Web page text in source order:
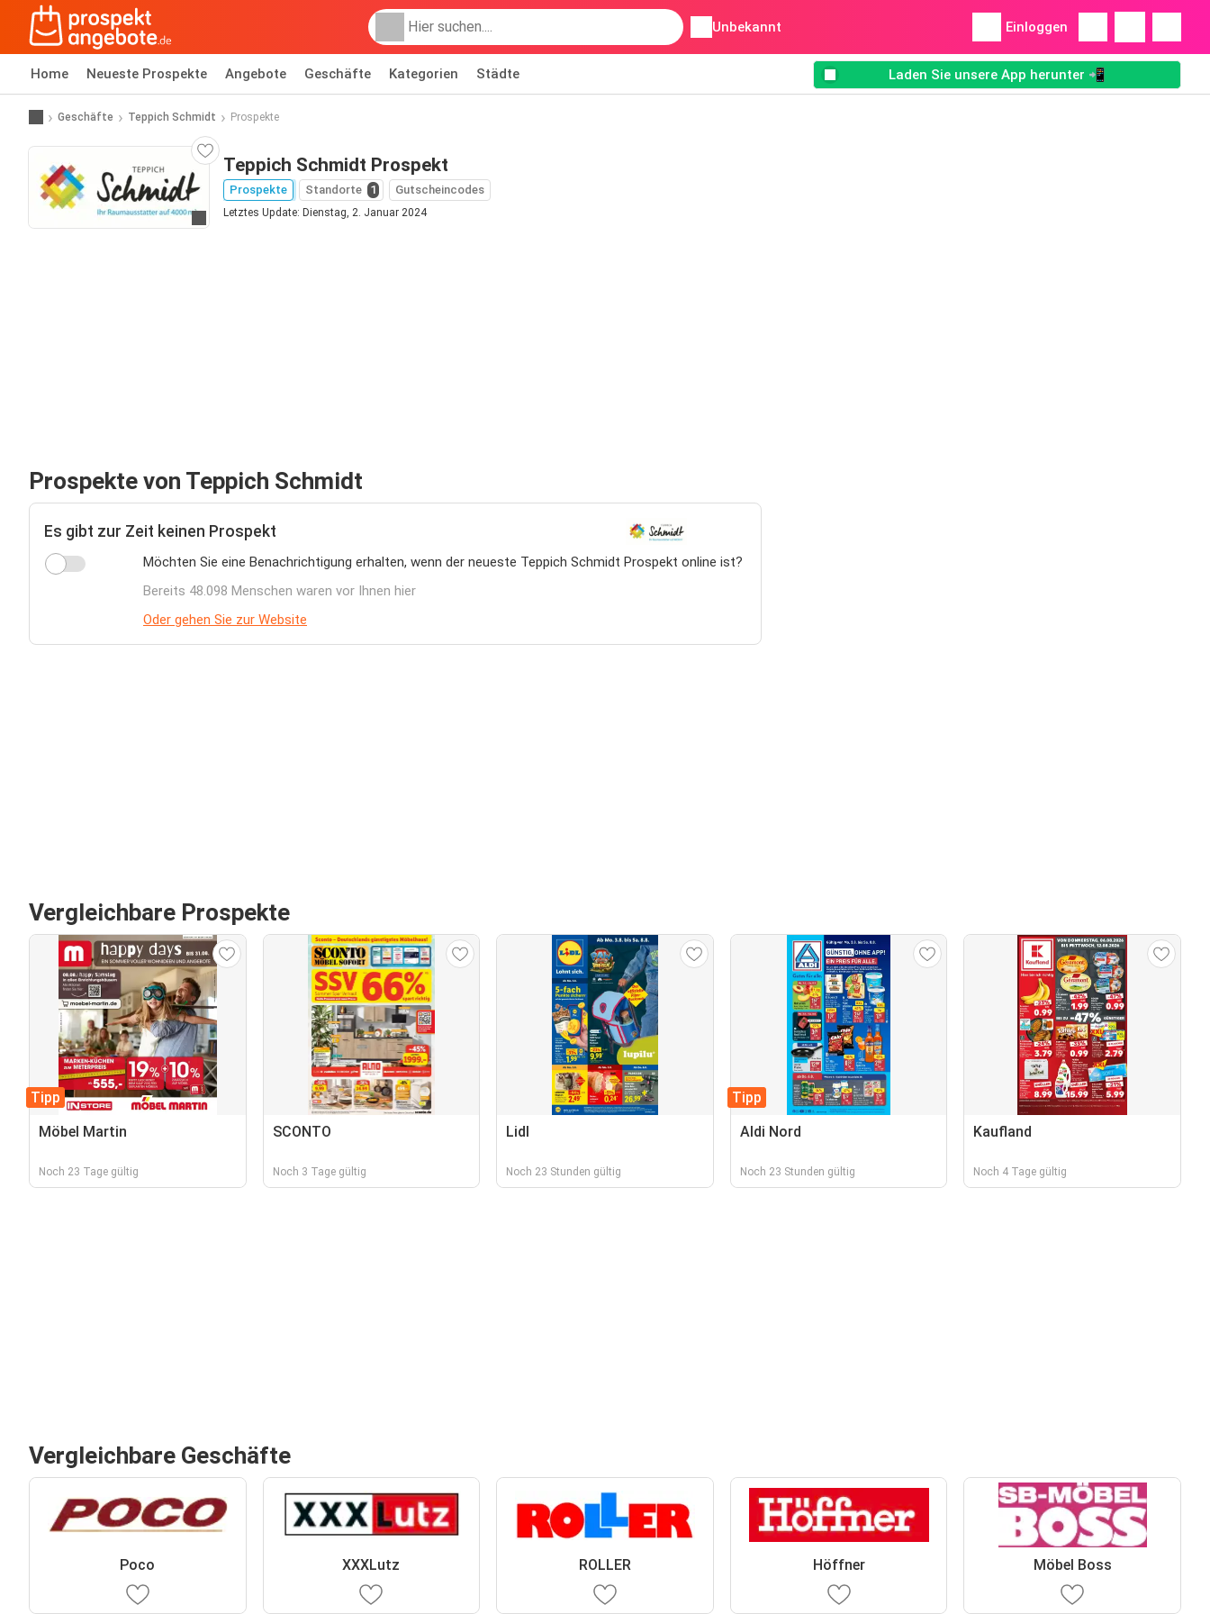
Unbekannt Einloggen
Home Neueste Prospekte Angebote Geschäfte Kategorien Städte Laden Sie unsere App herunter 📲
Geschäfte Teppich Schmidt Prospekte
Zur Website
Teppich Schmidt Prospekt
Prospekte Standorte 1 Gutscheincodes
Letztes Update: Dienstag, 2. Januar 2024
Prospekte von Teppich Schmidt
Es gibt zur Zeit keinen Prospekt
Möchten Sie eine Benachrichtigung erhalten, wenn der neueste Teppich Schmidt Prospekt online ist?
Bereits 48.098 Menschen waren vor Ihnen hier
Oder gehen Sie zur Website
Vergleichbare Prospekte
Tipp
Möbel Martin
Noch 23 Tage gültig
SCONTO
Noch 3 Tage gültig
Lidl
Noch 23 Stunden gültig
Tipp
Aldi Nord
Noch 23 Stunden gültig
Kaufland
Noch 4 Tage gültig
Vergleichbare Geschäfte
Poco XXXLutz ROLLER Höffner Möbel Boss